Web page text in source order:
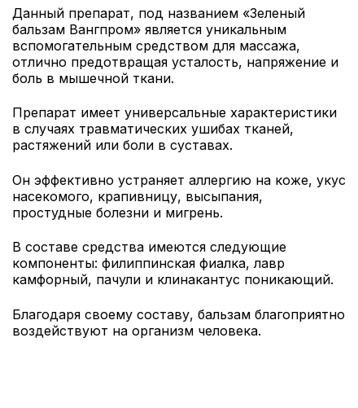
Данный препарат, под названием «Зеленый
бальзам Вангпром» является уникальным
вспомогательным средством для массажа,
отлично предотвращая усталость, напряжение и
боль в мышечной ткани.
Препарат имеет универсальные характеристики
в случаях травматических ушибах тканей,
растяжений или боли в суставах.
Он эффективно устраняет аллергию на коже, укус
насекомого, крапивницу, высыпания,
простудные болезни и мигрень.
В составе средства имеются следующие
компоненты: филиппинская фиалка, лавр
камфорный, пачули и клинакантус поникающий.
Благодаря своему составу, бальзам благоприятно
воздействуют на организм человека.